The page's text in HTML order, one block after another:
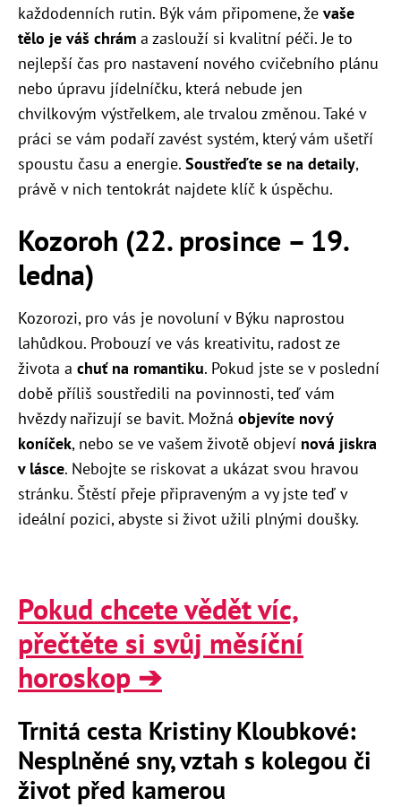
každodenních rutin. Býk vám připomene, že vaše
tělo je váš chrám a zaslouží si kvalitní péči. Je to
nejlepší čas pro nastavení nového cvičebního plánu
nebo úpravu jídelníčku, která nebude jen
chvilkovým výstřelkem, ale trvalou změnou. Také v
práci se vám podaří zavést systém, který vám ušetří
spoustu času a energie. Soustřeďte se na detaily,
právě v nich tentokrát najdete klíč k úspěchu.
Kozoroh (22. prosince – 19.
ledna)
Kozorozi, pro vás je novoluní v Býku naprostou
lahůdkou. Probouzí ve vás kreativitu, radost ze
života a chuť na romantiku. Pokud jste se v poslední
době příliš soustředili na povinnosti, teď vám
hvězdy nařizují se bavit. Možná objevíte nový
koníček, nebo se ve vašem životě objeví nová jiskra
v lásce. Nebojte se riskovat a ukázat svou hravou
stránku. Štěstí přeje připraveným a vy jste teď v
ideální pozici, abyste si život užili plnými doušky.
Pokud chcete vědět víc,
přečtěte si svůj měsíční
horoskop ➔
Trnitá cesta Kristiny Kloubkové:
Nesplněné sny, vztah s kolegou či
život před kamerou